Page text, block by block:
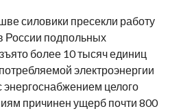
силовики пресекли работу
России подпольных
более 10 тысяч единиц
электроэнергии
энергоснабжением целого
причинен ущерб почти 800